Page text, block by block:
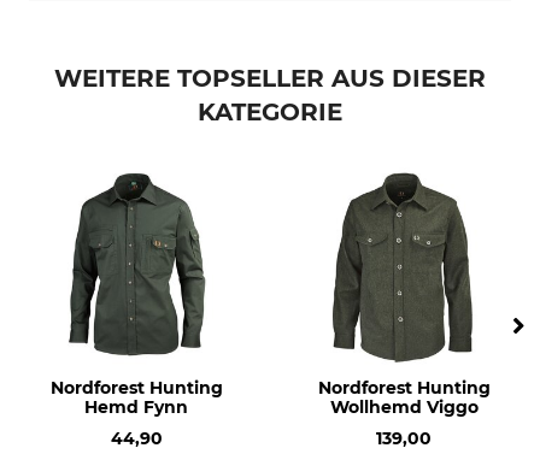
Eigenschaften
Für
Herren
Kragenweite (EU)
schilf
Konfektionsgröße
WEITERE TOPSELLER AUS DIESER
KATEGORIE
Nordforest Hunting
Hemd Fynn
44,90
Nordforest Hunting
Wollhemd Viggo
139,00